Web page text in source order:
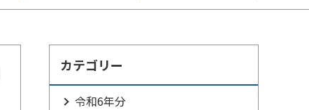
カテゴリー
令和6年分